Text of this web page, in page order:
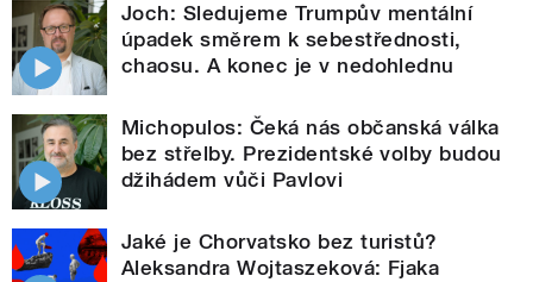
Joch: Sledujeme Trumpův mentální
úpadek směrem k sebestřednosti,
chaosu. A konec je v nedohlednu
Michopulos: Čeká nás občanská válka
bez střelby. Prezidentské volby budou
džihádem vůči Pavlovi
Jaké je Chorvatsko bez turistů?
Aleksandra Wojtaszeková: Fjaka